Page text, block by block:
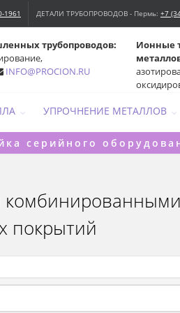
1961 ДЕТАЛИ ТРУБОПРОВОДОВ - Пермь: +7
Ионные
трубопроводов:
INFO@PROCION.RU
УПРОЧНЕНИЕ МЕТАЛЛОВ
серийного
покрытий